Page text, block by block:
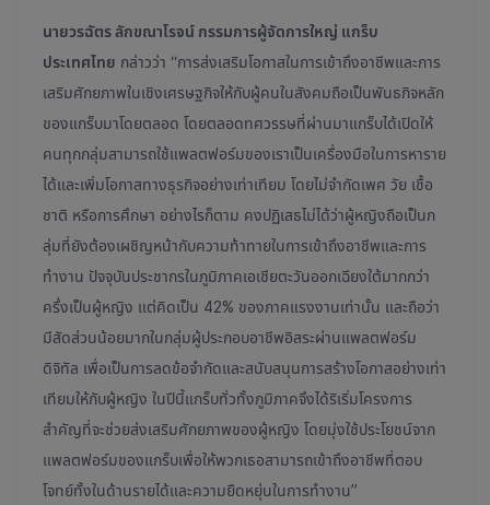
นายวรฉัตร ลักขณาโรจน์ กรรมการผู้จัดการใหญ่ แกร็บ
ประเทศไทย กล่าวว่า “การส่งเสริมโอกาสในการเข้าถึงอาชีพและการ
เสริมศักยภาพในเชิงเศรษฐกิจให้กับผู้คนในสังคมถือเป็นพันธกิจหลัก
ของแกร็บมาโดยตลอด โดยตลอดทศวรรษที่ผ่านมาแกร็บได้เปิดให้
คนทุกกลุ่มสามารถใช้แพลตฟอร์มของเราเป็นเครื่องมือในการหาราย
ได้และเพิ่มโอกาสทางธุรกิจอย่างเท่าเทียม โดยไม่จำกัดเพศ วัย เชื้อ
ชาติ หรือการศึกษา อย่างไรก็ตาม คงปฏิเสธไม่ได้ว่าผู้หญิงถือเป็นก
ลุ่มที่ยังต้องเผชิญหน้ากับความท้าทายในการเข้าถึงอาชีพและการ
ทำงาน ปัจจุบันประชากรในภูมิภาคเอเชียตะวันออกเฉียงใต้มากกว่า
ครึ่งเป็นผู้หญิง แต่คิดเป็น 42% ของภาคแรงงานเท่านั้น และถือว่า
มีสัดส่วนน้อยมากในกลุ่มผู้ประกอบอาชีพอิสระผ่านแพลตฟอร์ม
ดิจิทัล เพื่อเป็นการลดข้อจำกัดและสนับสนุนการสร้างโอกาสอย่างเท่า
เทียมให้กับผู้หญิง ในปีนี้แกร็บทั่วทั้งภูมิภาคจึงได้ริเริ่มโครงการ
สำคัญที่จะช่วยส่งเสริมศักยภาพของผู้หญิง โดยมุ่งใช้ประโยชน์จาก
แพลตฟอร์มของแกร็บเพื่อให้พวกเธอสามารถเข้าถึงอาชีพที่ตอบ
โจทย์ทั้งในด้านรายได้และความยืดหยุ่นในการทำงาน”